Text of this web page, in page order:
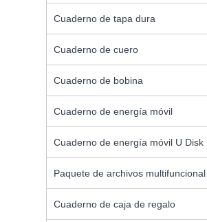
Cuaderno de tapa dura
Cuaderno de cuero
Cuaderno de bobina
Cuaderno de energía móvil
Cuaderno de energía móvil U Disk
Paquete de archivos
Cuaderno de caja de regalo